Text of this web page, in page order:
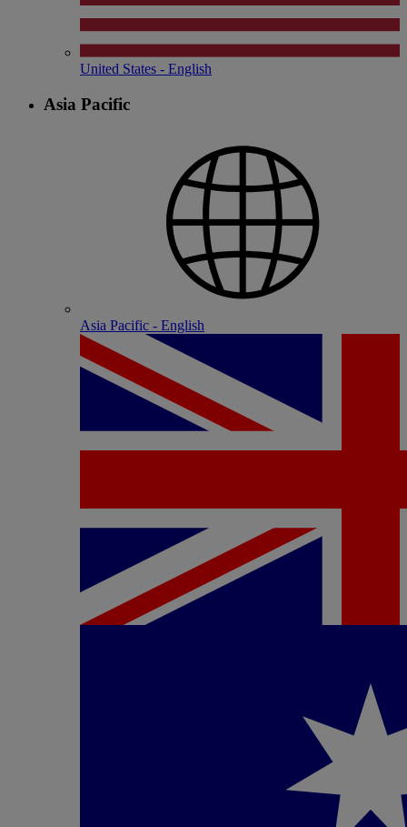
United States - English
Asia Pacific
Asia Pacific - English